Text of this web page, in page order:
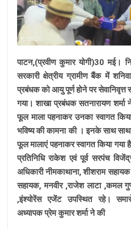
पाटन,(प्रवीण कुमार योगी)30 मई।
सरकारी क्षेत्रीय ग्रामीण बैंक में
प्रबंधक को आयु पूर्ण होने पर सेवानिवृत्त
गया। शाखा प्रबंधक सतनारायण शर्मा
फूल माला पहनाकर उनका स्वागत
भविष्य की कामना की । इनके साथ साथ
फूल मालाएं पहनाकर स्वागत किया गया
प्रतिनिधि राकेश एवं पूर्व सरपंच
अधिकारी नीमकाथाना, शीशराम
सहायक, मनवीर ,राजेश लाटा ,कमल
,इंश्योरेंस एजेंट उपस्थित रहे।
अध्यापक प्रेम कुमार शर्मा ने की